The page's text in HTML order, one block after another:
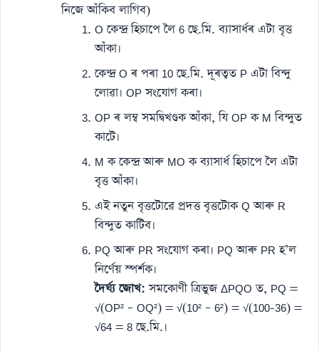
নিজে আঁকিব লাগিব)
O কেন্দ্ৰ হিচাপে লৈ 6 ছে.মি. ব্যাসাৰ্ধৰ এটা বৃত্ত
আঁকা।
কেন্দ্ৰ O ৰ পৰা 10 ছে.মি. দূৰত্বত P এটা বিন্দু
লোৱা। OP সংযোগ কৰা।
OP ৰ লম্ব সমদ্বিখণ্ডক আঁকা, যি OP ক M বিন্দুত
কাটে।
M ক কেন্দ্ৰ আৰু MO ক ব্যাসাৰ্ধ হিচাপে লৈ এটা
বৃত্ত আঁকা।
এই নতুন বৃত্তটোৱে প্ৰদত্ত বৃত্তটোক Q আৰু R
বিন্দুত কাটিব।
PQ আৰু PR সংযোগ কৰা। PQ আৰু PR হ’ল
নিৰ্ণেয় স্পৰ্শক।
দৈৰ্ঘ্য জোখ: সমকোণী ত্ৰিভুজ ΔPQO ত, PQ =
√(OP² – OQ²) = √(10² – 6²) = √(100-36) =
√64 = 8 ছে.মি.।